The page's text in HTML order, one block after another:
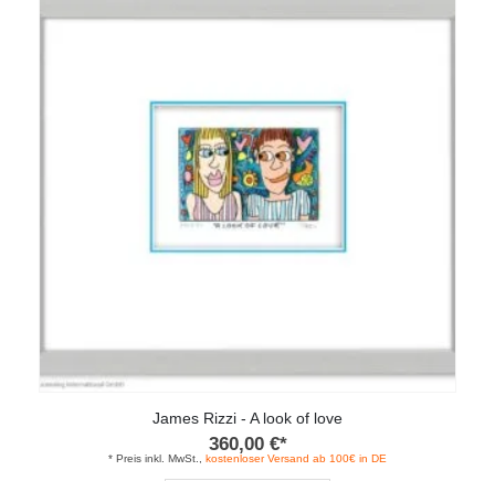
James Rizzi - A look of love
360,00 €*
* Preis inkl. MwSt., kostenloser Versand ab 100€ in DE